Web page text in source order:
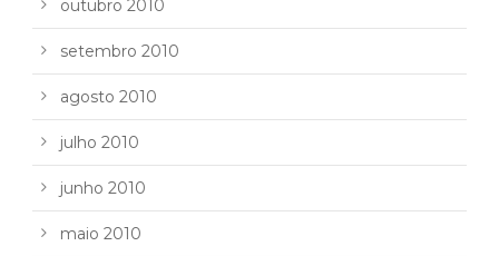
outubro 2010
setembro 2010
agosto 2010
julho 2010
junho 2010
maio 2010